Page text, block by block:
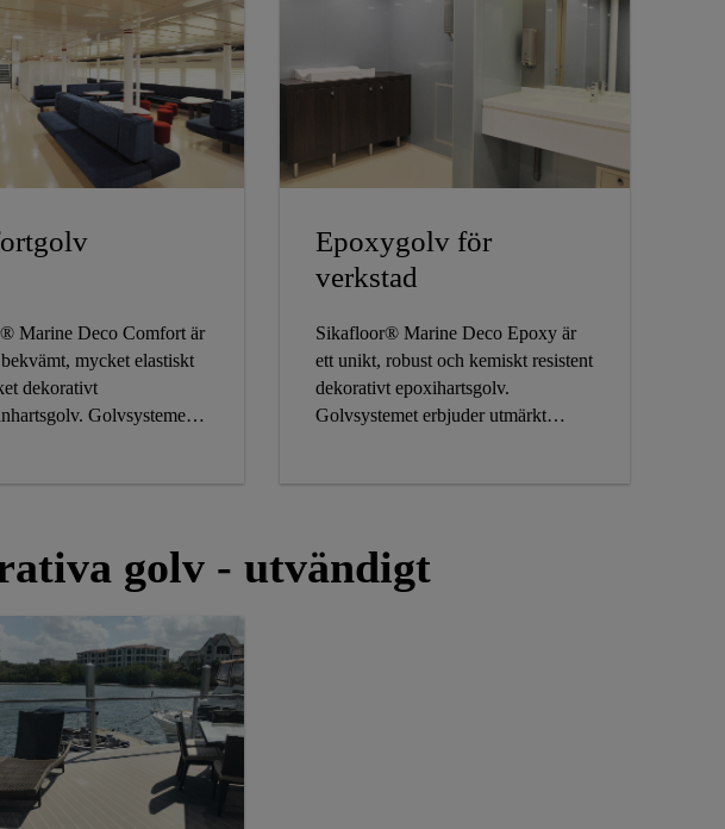
Marine Deco Comfort är
mycket elastiskt
dekorativt
Golvsystemet
Epoxygolv för
verkstad
Sikafloor® Marine Deco Epoxy är
ett unikt, robust och kemiskt resistent
dekorativt epoxihartsgolv.
Golvsystemet erbjuder utmärkt
golv - utvändigt